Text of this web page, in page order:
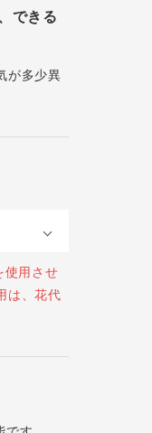
できる
が多少異
使用させ
は、花代